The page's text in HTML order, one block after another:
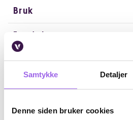
Samtykke Detaljer
Denne siden bruker cookies
Bruk
Fordeler
Ingredienser